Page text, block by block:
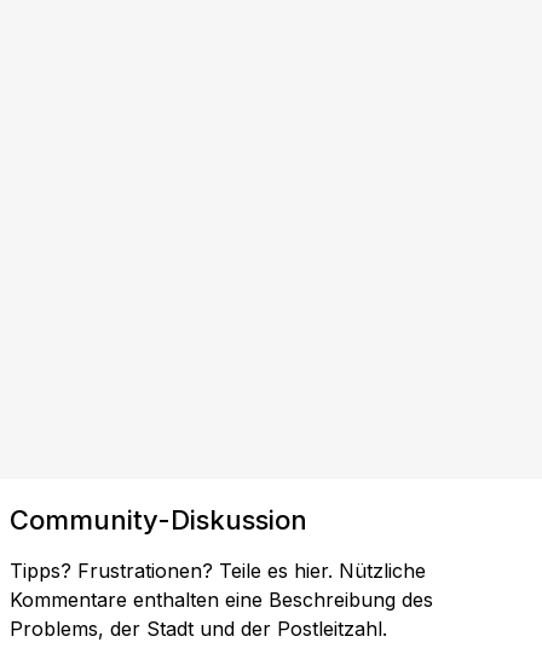
Community-Diskussion
Tipps? Frustrationen? Teile es hier. Nützliche
Kommentare enthalten eine Beschreibung des
Problems, der Stadt und der Postleitzahl.